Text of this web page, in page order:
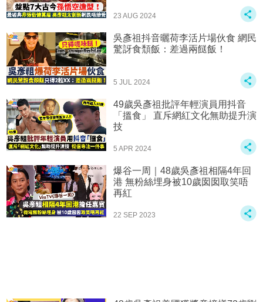
23 AUG 2024
吳彥祖抖音曬荷李活片場伙食 網民
驚訝食頹飯：差過兩餸飯！
5 JUL 2024
49歲吳彥祖批評年輕演員用抖音
「搵食」 直斥網紅文化無助提升演
技
5 APR 2024
爆谷一周｜48歲吳彥祖相隔4年回
港 無粉絲埋身被10歲囡囡取笑唔
再紅
22 SEP 2023